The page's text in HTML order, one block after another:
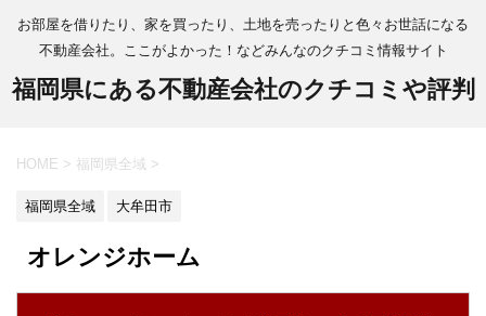
お部屋を借りたり、家を買ったり、土地を売ったりと色々お世話になる
不動産会社。ここがよかった！などみんなのクチコミ情報サイト
福岡県にある不動産会社のクチコミや評判
HOME > 福岡県全域 >
福岡県全域 大牟田市
オレンジホーム